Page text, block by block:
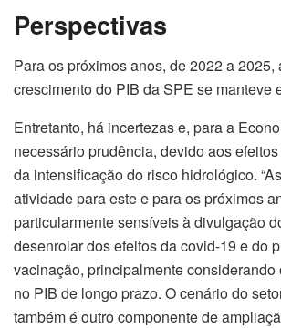
Perspectivas
Para os próximos anos, de 2022 a 2025,
crescimento do PIB da SPE se manteve
Entretanto, há incertezas e, para a
necessário prudência, devido aos
da intensificação do risco hidrológico.
atividade para este e para os próximos
particularmente sensíveis à divulgação
desenrolar dos efeitos da covid-19 e do
vacinação, principalmente considerando
no PIB de longo prazo. O cenário do
também é outro componente de